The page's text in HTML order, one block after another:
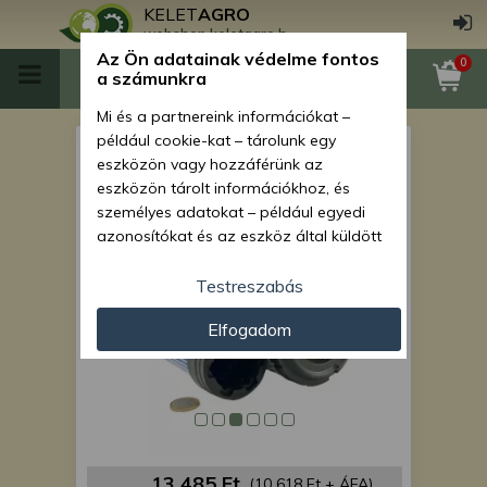
KELETAGRO
webshop.keletagro.hu
0
Force 1006 Stage V légszűrő
betét
Az Ön adatainak védelme fontos
a számunkra
Mi és a partnereink információkat –
például cookie-kat – tárolunk egy
eszközön vagy hozzáférünk az
eszközön tárolt információkhoz, és
személyes adatokat – például egyedi
azonosítókat és az eszköz által küldött
személyre szabott hirdetések és
tartalom nyújtásához, hirdetés- és
tartalomméréshez, nézettségi adatok
gyűjtéséhez, valamint termékek
kifejlesztéséhez és a termékek
javításához. Az Ön engedélyével mi és a
partnereink eszközleolvasásos
adatokat és azonosítási információkat
Testreszabás
Elfogadom